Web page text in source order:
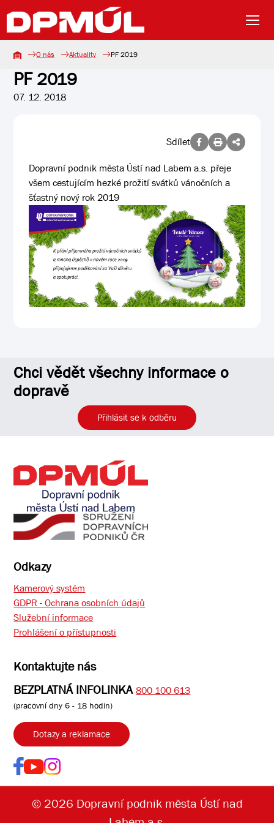
O nás Aktuality PF 2019
PF 2019
07. 12. 2018
Sdílet
Dopravní podnik města Ústí nad Labem a.s. přeje
všem cestujícím hezké prožití svátků vánočních a
šťastný nový rok 2019
Chci vědět všechny informace o
dopravě
Přihlásit se k odběru
Odkazy
Kamerový systém
GDPR - Ochrana osobních údajů
Služební informace
Prohlášení o přístupnosti
Kontaktujte nás
BEZPLATNÁ INFOLINKA 800 100 613
(pracovní dny 6 - 18 hodin)
Dotazy a reklamace
© 2026 Dopravní podnik města Ústí nad